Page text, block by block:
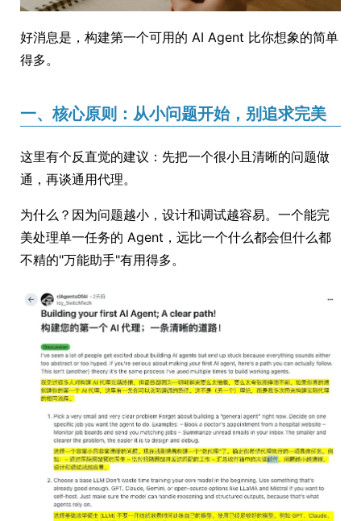
好消息是，构建第一个可用的 AI Agent 比你想象的简单
得多。
一、核心原则：从小问题开始，别追求完美
这里有个反直觉的建议：先把一个很小且清晰的问题做
通，再谈通用代理。
为什么？因为问题越小，设计和调试越容易。一个能完
美处理单一任务的 Agent，远比一个什么都会但什么都
不精的"万能助手"有用得多。